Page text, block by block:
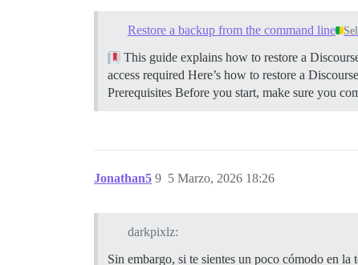
Restore a backup from the command line
This guide explains how to restore a
access required Here’s how to restore a
Prerequisites Before you start, make sure you
Jonathan5 5 Marzo, 2026 18:26
9
darkpixlz:
Sin embargo, si te sientes un poco cómodo en